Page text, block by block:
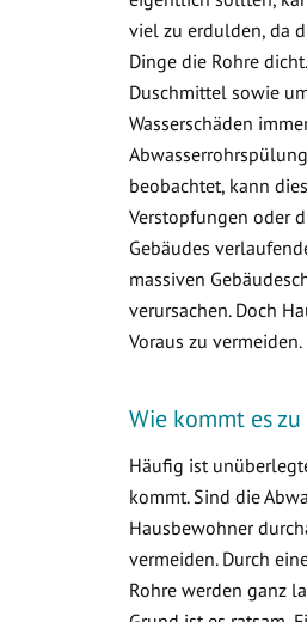
viel zu erdulden, da
Dinge die Rohre
Duschmittel sowie
Wasserschäden
beobachtet, kann
Verstopfungen oder
Gebäudes
massiven
verursachen. Doch
Voraus zu vermeiden.
Wie kommt es
Häufig ist
kommt. Sind die
Hausbewohner
vermeiden. Durch
Rohre werden ganz